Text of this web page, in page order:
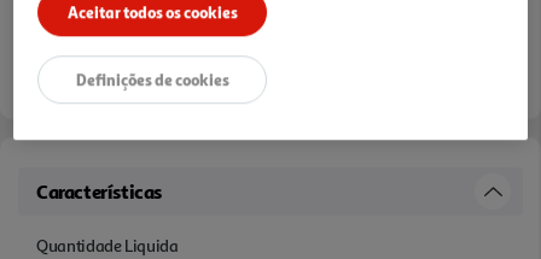
Características
Quantidade Liquida
Aceitar todos os cookies
Definições de cookies